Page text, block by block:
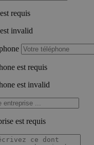
requis
invalid
est requis
est invalid
est requis